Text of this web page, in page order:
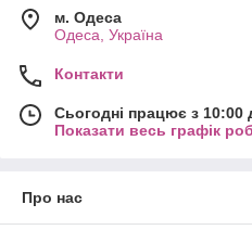
м. Одеса
Одеса, Україна
Контакти
Сьогодні працює з 10:00
Показати весь графік
Про нас